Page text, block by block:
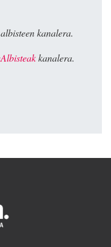
albisteen kanalera.
kanalera.